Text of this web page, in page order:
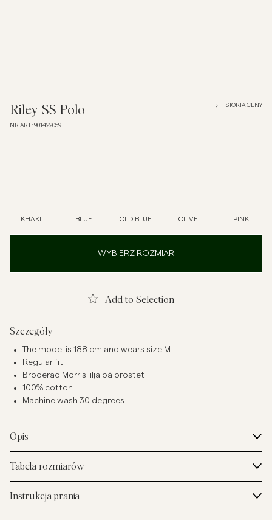
Koszule
T-shirty
Bielizna
Riley SS Polo
NR ART.: 901422059
HISTORIA CENY
KHAKI BLUE OLD BLUE OLIVE PINK
WYBIERZ ROZMIAR
Add to Selection
Szczegóły
The model is 188 cm and wears size M
Regular fit
Broderad Morris lilja på bröstet
100% cotton
Machine wash 30 degrees
Opis
Tabela rozmiarów
Instrukcja prania